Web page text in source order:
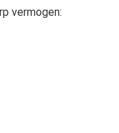
vermogen: